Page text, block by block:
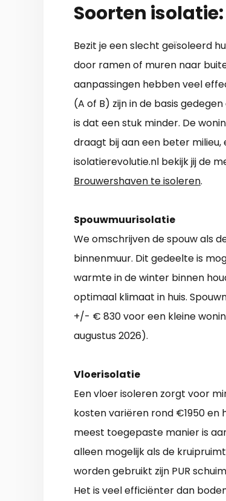
Soorten
Bezit je een slecht geïsoleerd
door ramen of muren naar
aanpassingen hebben veel
(A of B) zijn in de basis
is dat een stuk minder. De
draagt bij aan een beter
isolatierevolutie.nl bekijk jij de
Brouwershaven te isoleren.
Spouwmuurisolatie
We omschrijven de spouw als
binnenmuur. Dit gedeelte is
warmte in de winter binnen
optimaal klimaat in huis.
+/- € 830 voor een kleine
augustus 2026).
Vloerisolatie
Een vloer isoleren zorgt voor
kosten variëren rond €1950 en
meest toegepaste manier is
alleen mogelijk als de
worden gebruikt zijn PUR
Het is veel efficiënter dan